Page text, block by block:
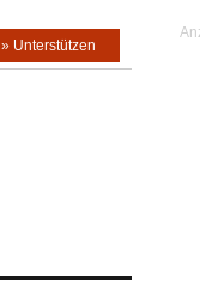
» Unterstützen